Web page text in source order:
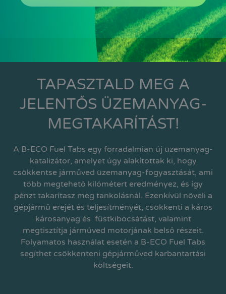
TAPASZTALD MEG A
JELENTŐS ÜZEMANYAG-
MEGTAKARÍTÁST!
A B-ECO Fuel Tabs egy forradalmian új üzemanyag-
katalizátor, amelyet úgy alakítottak ki, hogy
csökkentse járműved üzemanyag-fogyasztását, ami
több megtehető kilómétert eredményez, és így
pénzt takarítasz meg tankolásnál. Ezenkívül növeli a
gépjármű erejét és teljesítményét, csökkenti a káros
károsanyag és füstkibocsátást, valamint
megtisztítja járműved motorjának belső részeit.
Folyamatos használat esetén a B-ECO Fuel Tabs
segíthet csökkenteni gépjárműved karbantartási
költségeit.